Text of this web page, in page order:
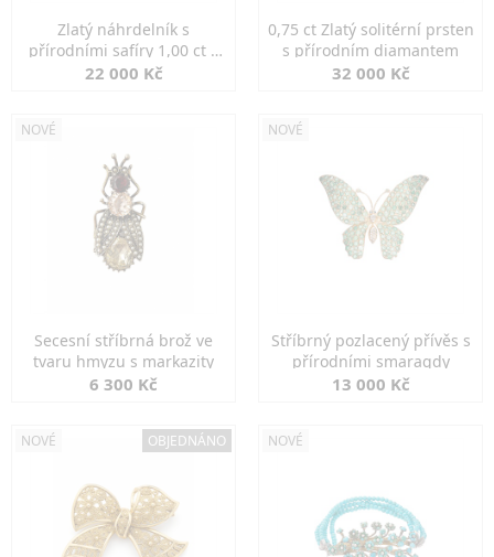
Zlatý náhrdelník s
přírodními safíry 1,00 ct a
diamanty
22 000 Kč
0,75 ct Zlatý solitérní prsten
s přírodním diamantem
32 000 Kč
NOVÉ
Secesní stříbrná brož ve
tvaru hmyzu s markazity
6 300 Kč
NOVÉ
Stříbrný pozlacený přívěs s
přírodními smaragdy
13 000 Kč
NOVÉ OBJEDNÁNO NOVÉ